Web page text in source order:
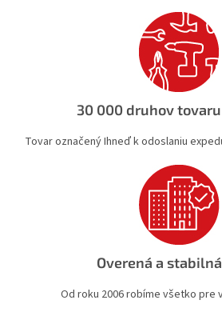
e
p
r
v
k
ý
i
s
u
e
30 000 druhov
Tovar označený Ihneď k odoslaniu
Overená a
Od roku 2006 robíme všetko pre